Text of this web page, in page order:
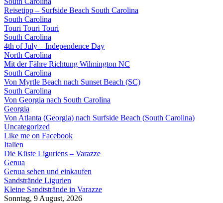
Reisetipp – Surfside Beach South Carolina
South Carolina
Touri Touri Touri
South Carolina
4th of July – Independence Day
North Carolina
Mit der Fähre Richtung Wilmington NC
South Carolina
Von Myrtle Beach nach Sunset Beach (SC)
South Carolina
Von Georgia nach South Carolina
Georgia
Von Atlanta (Georgia) nach Surfside Beach (South Carolina)
Uncategorized
Like me on Facebook
Italien
Die Küste Liguriens – Varazze
Genua
Genua sehen und einkaufen
Sandstrände Ligurien
Kleine Sandtstrände in Varazze
Sonntag, 9 August, 2026